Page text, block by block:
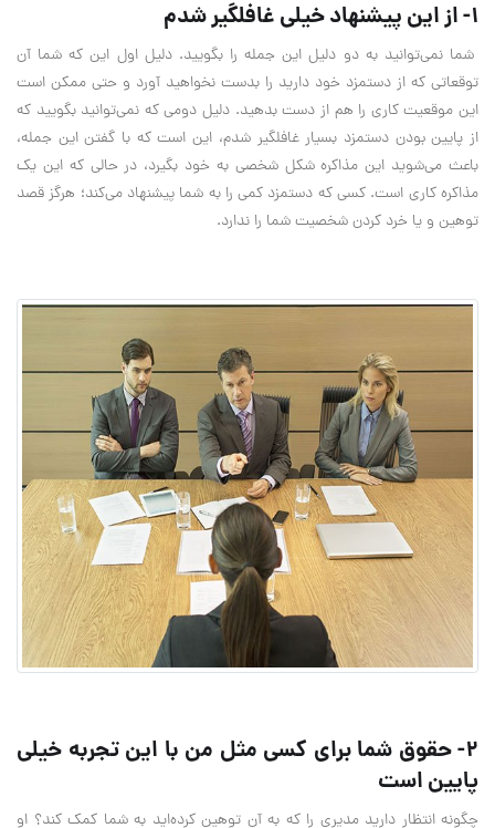
1- از این پیشنهاد خیلی غافلگیر شدم
شما نمی‌توانید به دو دلیل این جمله را بگویید. دلیل اول این که شما آن
توقعاتی که از دستمزد خود دارید را بدست نخواهید آورد و حتی ممکن است
این موقعیت کاری را هم از دست بدهید. دلیل دومی که نمی‌توانید بگویید که
از پایین بودن دستمزد بسیار غافلگیر شدم، این است که با گفتن این جمله،
باعث می‌شوید این مذاکره شکل شخصی به خود بگیرد، در حالی که این یک
مذاکره کاری است. کسی که دستمزد کمی را به شما پیشنهاد می‌کند؛ هرگز قصد
توهین و یا خرد کردن شخصیت شما را ندارد.
2- حقوق شما برای کسی مثل من با این تجربه خیلی
پایین است
چگونه انتظار دارید مدیری را که به آن توهین کرده‌اید به شما کمک کند؟ او